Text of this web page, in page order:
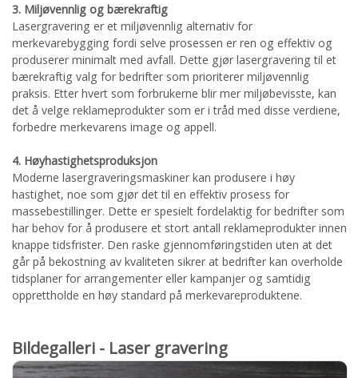
3. Miljøvennlig og bærekraftig
Lasergravering er et miljøvennlig alternativ for
merkevarebygging fordi selve prosessen er ren og effektiv og
produserer minimalt med avfall. Dette gjør lasergravering til et
bærekraftig valg for bedrifter som prioriterer miljøvennlig
praksis. Etter hvert som forbrukerne blir mer miljøbevisste, kan
det å velge reklameprodukter som er i tråd med disse verdiene,
forbedre merkevarens image og appell.
4. Høyhastighetsproduksjon
Moderne lasergraveringsmaskiner kan produsere i høy
hastighet, noe som gjør det til en effektiv prosess for
massebestillinger. Dette er spesielt fordelaktig for bedrifter som
har behov for å produsere et stort antall reklameprodukter innen
knappe tidsfrister. Den raske gjennomføringstiden uten at det
går på bekostning av kvaliteten sikrer at bedrifter kan overholde
tidsplaner for arrangementer eller kampanjer og samtidig
opprettholde en høy standard på merkevareproduktene.
Bildegalleri - Laser gravering